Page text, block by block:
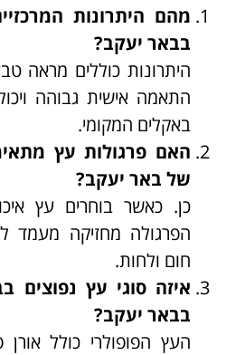
מהם היתרונות
בבאר יעקב?
היתרונות כוללים מראה
התאמה אישית גבוהה
באקלים המקומי.
האם פרגולות עץ
של באר יעקב?
כן. כאשר בוחרים עץ
הפרגולה מחזיקה מעמד
חום ולחות.
איזה סוגי עץ נפוצים
בבאר יעקב?
העץ הפופולרי כולל אורן